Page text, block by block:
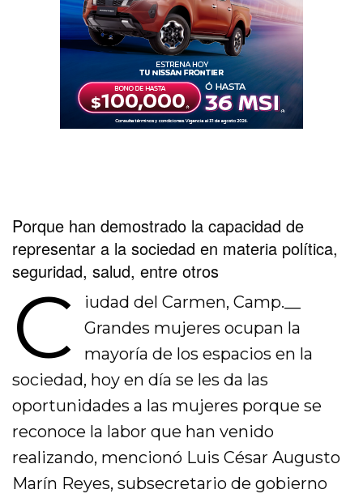
Porque han demostrado la capacidad de
representar a la sociedad en materia política,
seguridad, salud, entre otros
C
iudad del Carmen, Camp.__
Grandes mujeres ocupan la
mayoría de los espacios en la
sociedad, hoy en día se les da las
oportunidades a las mujeres porque se
reconoce la labor que han venido
realizando, mencionó Luis César Augusto
Marín Reyes, subsecretario de gobierno